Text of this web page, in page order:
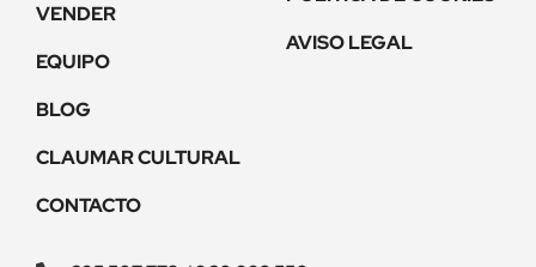
VENDER
EQUIPO
BLOG
CLAUMAR CULTURAL
CONTACTO
AVISO LEGAL